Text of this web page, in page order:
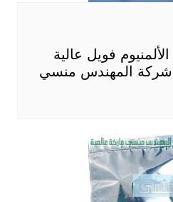
فويل عالية
شركة المهندس منسي